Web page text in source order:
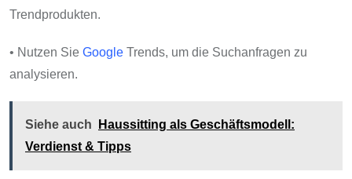
Trendprodukten.
• Nutzen Sie Google Trends, um die Suchanfragen zu
analysieren.
Siehe auch
Haussitting als Geschäftsmodell:
Verdienst & Tipps